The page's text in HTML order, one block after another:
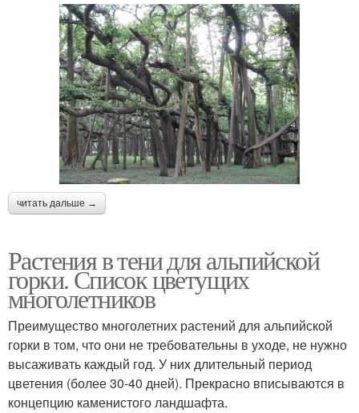
читать дальше →
Растения в тени для альпийской
горки. Список цветущих
многолетников
Преимущество многолетних растений для альпийской
горки в том, что они не требовательны в уходе, не нужно
высаживать каждый год. У них длительный период
цветения (более 30-40 дней). Прекрасно вписываются в
концепцию каменистого ландшафта.